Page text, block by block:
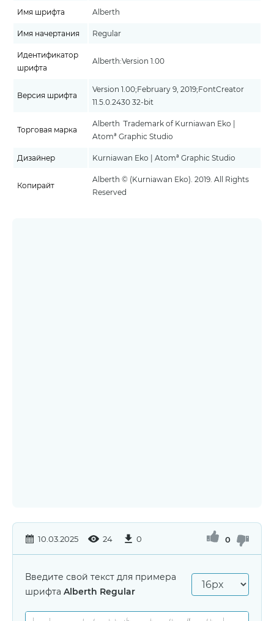
Имя шрифта Alberth
Имя начертания Regular
Идентификатор
шрифта
Alberth:Version 1.00
Версия шрифта
Version 1.00;February 9, 2019;FontCreator
11.5.0.2430 32-bit
Торговая марка
Alberth ¨ Trademark of Kurniawan Eko |
Atomª Graphic Studio
Дизайнер Kurniawan Eko | Atomª Graphic Studio
Копирайт
Alberth © (Kurniawan Eko). 2019. All Rights
Reserved
10.03.2025 24 0 0
Введите свой текст для примера
шрифта Alberth Regular